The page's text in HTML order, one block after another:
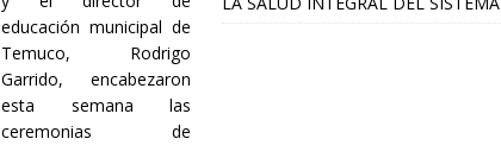
educación municipal de
Temuco, Rodrigo
Garrido, encabezaron
esta semana las
ceremonias de